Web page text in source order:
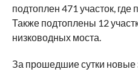
подтоплен 471 участок,
Также подтоплены 12
низководных моста.
За прошедшие сутки новые